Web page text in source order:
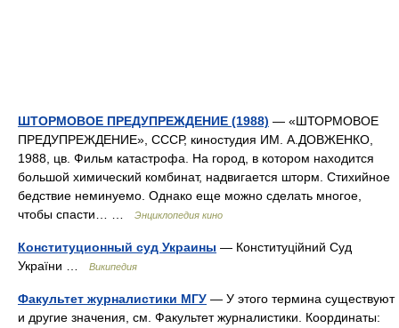
ШТОРМОВОЕ ПРЕДУПРЕЖДЕНИЕ (1988) — «ШТОРМОВОЕ
ПРЕДУПРЕЖДЕНИЕ», СССР, киностудия ИМ. А.ДОВЖЕНКО,
1988, цв. Фильм катастрофа. На город, в котором находится
большой химический комбинат, надвигается шторм. Стихийное
бедствие неминуемо. Однако еще можно сделать многое,
чтобы спасти… …
Энциклопедия кино
Конституционный суд Украины — Конституційний Суд
України …
Википедия
Факультет журналистики МГУ — У этого термина существуют
и другие значения, см. Факультет журналистики. Координаты: